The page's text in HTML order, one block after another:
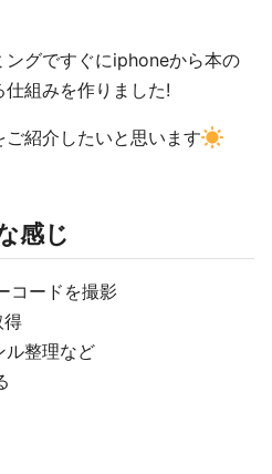
ングですぐにiphoneから本の
組みを作りました!
紹介したいと思います
感じ
コードを撮影
得
ル整理など